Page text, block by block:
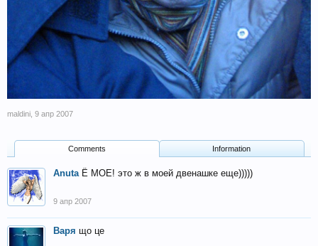
maldini 9 апр 2007
Comments Information
Anuta Ё МОЕ! это ж в моей двенашке еще)))))
9 апр 2007
Варя що це